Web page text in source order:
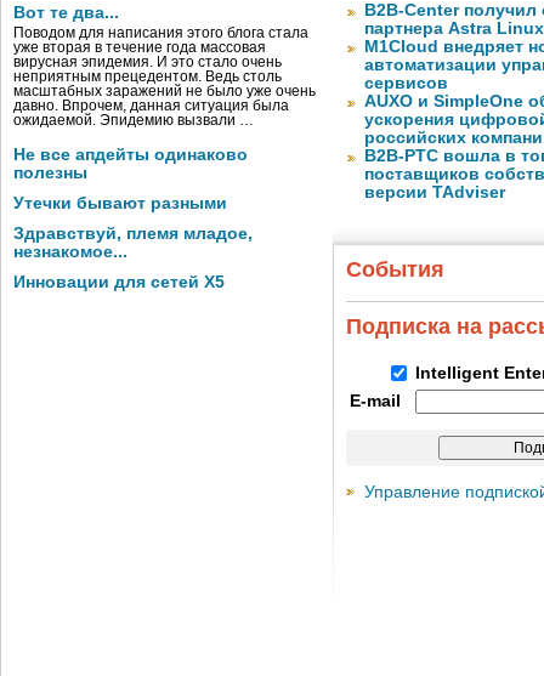
Вот те два...
Поводом для написания этого блога стала
уже вторая в течение года массовая
вирусная эпидемия. И это стало очень
неприятным прецедентом. Ведь столь
масштабных заражений не было уже очень
давно. Впрочем, данная ситуация была
ожидаемой. Эпидемию вызвали …
Не все апдейты одинаково
полезны
Утечки бывают разными
Здравствуй, племя младое,
незнакомое...
Инновации для сетей X5
B2B-Center получил
партнера Astra Linux
M1Cloud внедряет
автоматизации
сервисов
AUXO и SimpleOne
ускорения
российских
B2B-РТС вошла в
поставщиков
версии TAdviser
События
Подписка на
Intelligent
E-mail
Управление